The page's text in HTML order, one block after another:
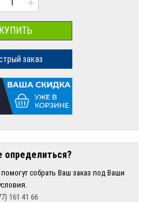
КУПИТЬ
заказ
собрать Ваш заказ под Ваши
161 41 66